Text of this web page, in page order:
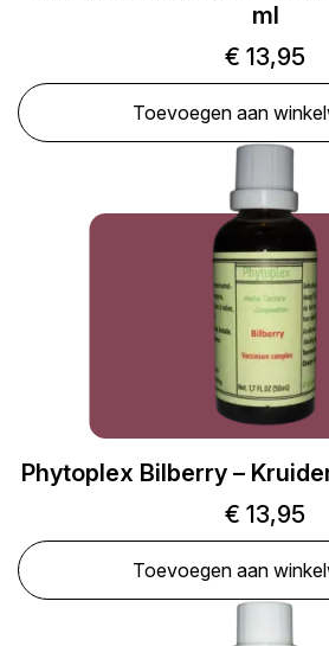
ml
€ 13,95
Toevoegen aan
Phytoplex Bilberry –
€ 13,95
Toevoegen aan